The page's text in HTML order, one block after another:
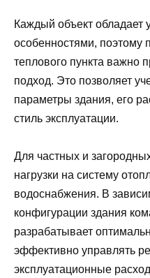
Каждый объект обладает
особенностями, поэтому
теплового пункта важно
подход. Это позволяет
параметры здания, его
стиль эксплуатации.
Для частных и
нагрузки на систему
водоснабжения. В
конфигурации здания
разрабатывает
эффективно управлять
эксплуатационные